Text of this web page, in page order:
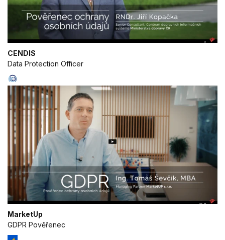
CENDIS
Data Protection Officer
MarketUp
GDPR Pověřenec